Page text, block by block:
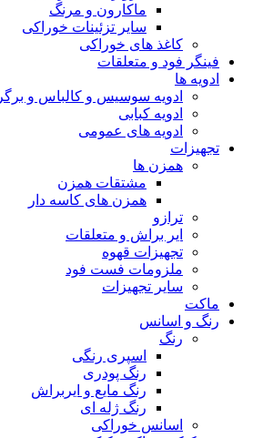
ماکارون و مرنگ
سایر تزئینات خوراکی
کاغذ های خوراکی
فینگر فود و متعلقات
ادویه ها
ادویه سوسیس و کالباس و برگر
ادویه کبابی
ادویه های عمومی
تجهیزات
همزن ها
مشتقات همزن
همزن های کاسه دار
ترازو
ایر براش و متعلقات
تجهیزات قهوه
ملزومات فست فود
سایر تجهیزات
ماکت
رنگ و اسانس
رنگ
اسپری رنگی
رنگ پودری
رنگ مایع و ایربراش
رنگ ژله ای
اسانس خوراکی